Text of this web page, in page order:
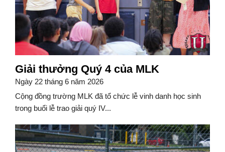
Giải thưởng Quý 4 của MLK
Ngày 22 tháng 6 năm 2026
Cộng đồng trường MLK đã tổ chức lễ vinh danh học sinh
trong buổi lễ trao giải quý IV...